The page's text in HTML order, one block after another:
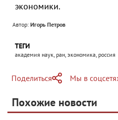
экономики.
Автор: Игорь Петров
ТЕГИ
академия наук, ран, экономика, россия
Поделиться
Telegram
Мы в
Яндекс Дзен
Похожие новости